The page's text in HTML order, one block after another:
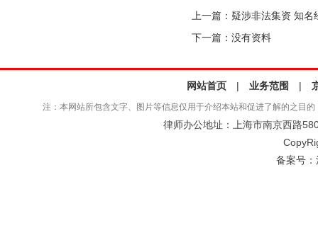
上一篇： 疑涉非法集资 知名
下一篇：没有资料
网站首页 | 业务范围 |
注：本网站所包含文字、图片等信息仅用于介绍本站和促进了解的之目
律师办公地址：上海市南京西路
备案号：